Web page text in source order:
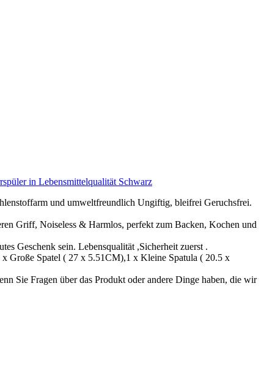
in Lebensmittelqualität Schwarz
und umweltfreundlich Ungiftig, bleifrei Geruchsfrei.
Griff, Noiseless & Harmlos, perfekt zum Backen, Kochen und
Geschenk sein. Lebensqualität ,Sicherheit zuerst .
Große Spatel ( 27 x 5.51CM),1 x Kleine Spatula ( 20.5 x
Sie Fragen über das Produkt oder andere Dinge haben, die wir